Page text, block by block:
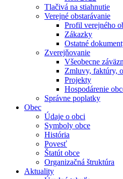
Tlačivá na stiahnutie
Verejné obstarávanie
Profil verejného
Zákazky
Ostatné
Zverejňovanie
Všeobecne
Zmluvy, faktúry,
Projekty
Hospodárenie
Správne poplatky
Obec
Údaje o obci
Symboly obce
História
Povesť
Štatút obce
Organizačná štruktúra
Aktuality